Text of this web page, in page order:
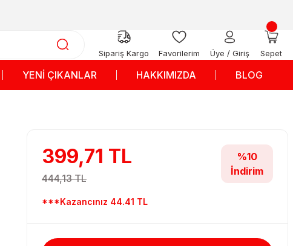
Sipariş Kargo Favorilerim Üye / Giriş Sepet
YENİ ÇIKANLAR HAKKIMIZDA BLOG
399,71 TL
444,13 TL
***Kazancınız 44.41 TL
%10
İndirim